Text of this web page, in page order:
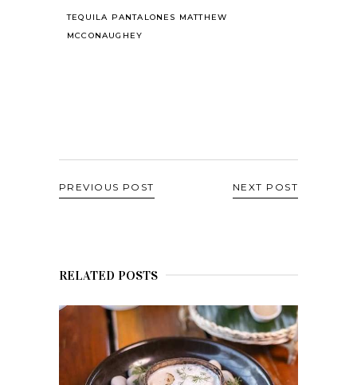
TEQUILA PANTALONES MATTHEW
MCCONAUGHEY
PREVIOUS POST NEXT POST
RELATED POSTS